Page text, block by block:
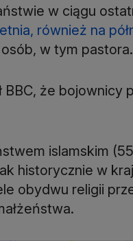
w ciągu
również na
w tym pastora.
że bojownicy
islamskim
historycznie w
obydwu religii